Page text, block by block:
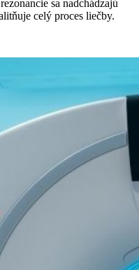
sa nadchádzajú
celý proces liečby.